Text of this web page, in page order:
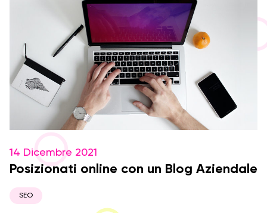
14 Dicembre 2021
Posizionati online con un Blog Aziendale
SEO